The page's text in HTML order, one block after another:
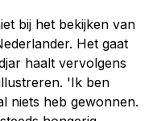
bij het bekijken van
Het gaat
haalt vervolgens
'Ik ben
niets heb gewonnen.